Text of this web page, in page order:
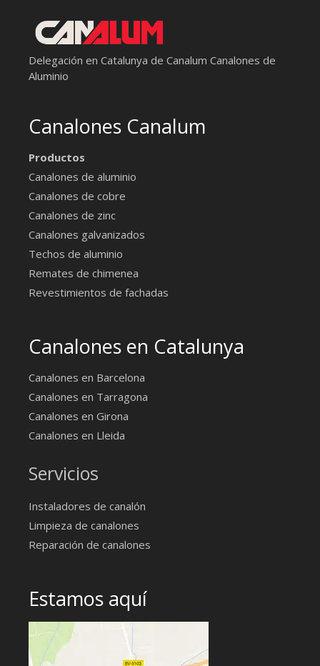
Delegación en Catalunya de Canalum Canalones de
Aluminio
Canalones Canalum
Productos
Canalones de aluminio
Canalones de cobre
Canalones de zinc
Canalones galvanizados
Techos de aluminio
Remates de chimenea
Revestimientos de fachadas
Canalones en Catalunya
Canalones en Barcelona
Canalones en Tarragona
Canalones en Girona
Canalones en Lleida
Servicios
Instaladores de canalón
Limpieza de canalones
Reparación de canalones
Estamos aquí